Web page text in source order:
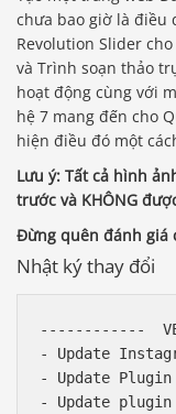
chưa bao giờ là điều
Revolution Slider
và Trình soạn thảo
hoạt động cùng với
hệ 7 mang đến cho
hiện điều đó một
Lưu ý: Tất cả hình
trước và KHÔNG
Đừng quên đánh giá
Nhật ký thay đổi
------------
- Update
- Update Plugin
- Update plugin